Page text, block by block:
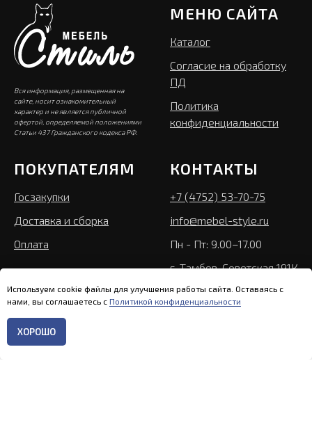
Главная
Вся информация, размещенная на
сайте, носит ознакомительный
характер и не является публичной
офертой, определяемой положениями
Статьи 437 Гражданского кодекса РФ.
МЕНЮ САЙТА
Каталог
Согласие на обработку
ПД
Политика
конфиденциальности
ПОКУПАТЕЛЯМ
Госзакупки
Доставка и сборка
Оплата
КОНТАКТЫ
+7 (4752) 53-70-75
info@mebel-style.ru
Пн - Пт: 9.00–17.00
г. Тамбов, Советская 191К
Используем cookie файлы для улучшения работы сайта. Оставаясь с
нами, вы соглашаетесь с Политикой конфиденциальности
ХОРОШО